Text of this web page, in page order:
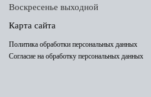
Воскресенье выходной
Карта сайта
Политика обработки персональных данных
Согласие на обработку персональных данных